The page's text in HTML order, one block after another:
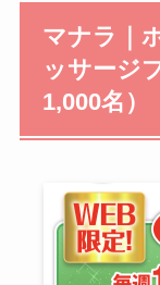
マナラ｜
ッサージ
1,000名）